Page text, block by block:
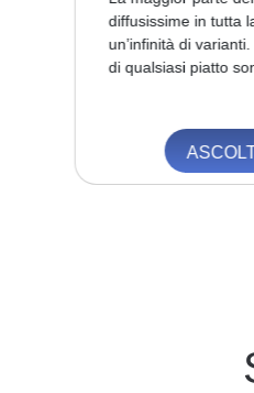
diffusissime in tutta
un’infinità di
di qualsiasi piatto